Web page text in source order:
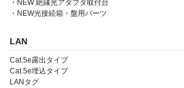
ソリューション製品
・NEW 絶縁光アダプタ取付台
・NEW光接続箱・盤用パーツ
LAN
Cat.5e露出タイプ
Cat.5e埋込タイプ
LANタグ